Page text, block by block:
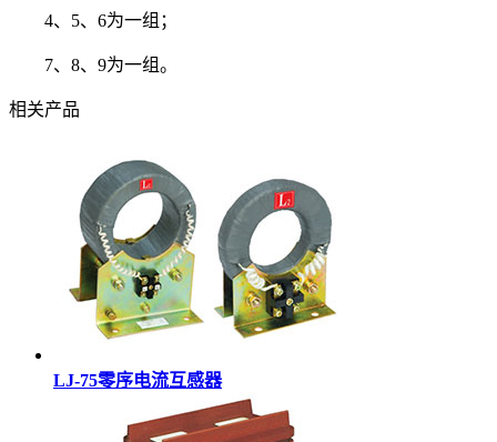
4、5、6为一组；
7、8、9为一组。
相关产品
LJ-75零序电流互感器